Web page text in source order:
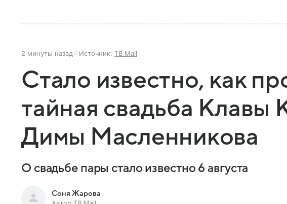
2 минуты назад Источник: ТВ Mail
Стало известно, как
тайная свадьба Клавы
Димы Масленникова
О свадьбе пары стало известно 6 августа
Соня Жарова